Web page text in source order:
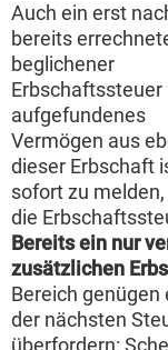
Auch ein erst
bereits
beglichener
Erbschaftssteuer
aufgefundenes
Vermögen aus
dieser Erbschaft
sofort zu
die
Bereits ein nur
zusätzlichen
Bereich genügen
der nächsten
überfordern: